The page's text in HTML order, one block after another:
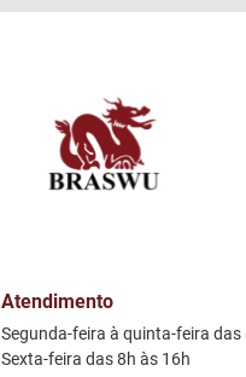
Atendimento
Segunda-feira à quinta-feira das
Sexta-feira das 8h às 16h